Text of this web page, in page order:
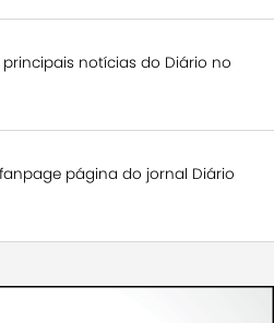
notícias do Diário no
página do jornal Diário